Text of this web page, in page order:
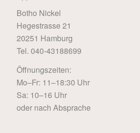
Botho Nickel
Hegestrasse 21
20251 Hamburg
Tel. 040-43188699
Öffnungszeiten:
Mo–Fr: 11–18:30 Uhr
Sa: 10–16 Uhr
oder nach Absprache